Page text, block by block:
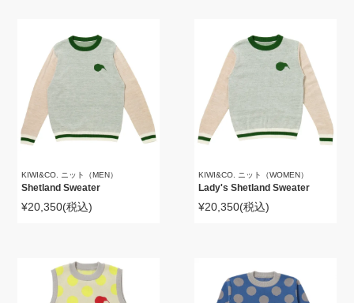
KIWI&CO. ニット（MEN）
Shetland Sweater
¥20,350(税込)
KIWI&CO. ニット（WOMEN）
Lady's Shetland Sweater
¥20,350(税込)